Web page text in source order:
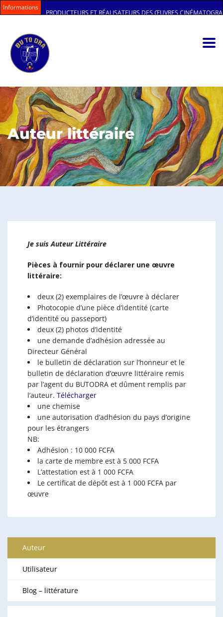
Informations
DES PRODUCTEURS ET RÉALISATEURS DES ŒUVRES
Auteur littéraire
Je suis Auteur Littéraire
Pièces à fournir pour déclarer une œuvre
littéraire:
deux (2) exemplaires de l’œuvre à déclarer
Photocopie d’une pièce d’identité (carte
d’identité ou passeport)
deux (2) photos d’identité
une demande d’adhésion adressée au
Directeur Général
le bulletin de déclaration sur l’honneur et le
bulletin de déclaration d’œuvre littéraire remis
par l’agent du BUTODRA et dûment remplis par
l’auteur. Télécharger
une chemise
une autorisation d’adhésion du pays d’origine
pour les étrangers
NB:
Adhésion : 10 000 FCFA
la carte de membre est à 5 000 FCFA
L’attestation est à 1 000 FCFA
Le certificat de dépôt est à 1 000 FCFA par
œuvre
Auteur
Utilisateur
Blog – littérature